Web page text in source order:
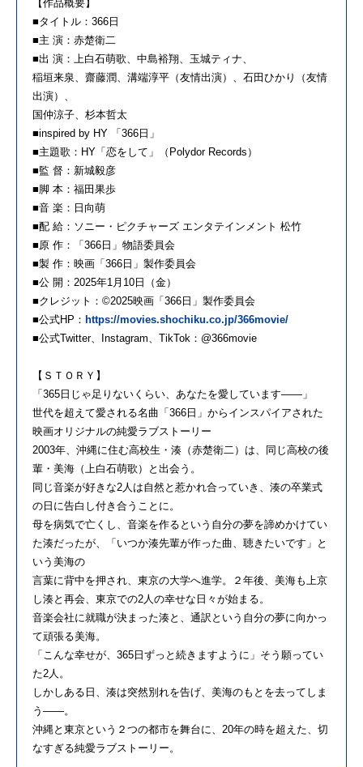
【作品概要】
■タイトル：366日
■主 演：赤楚衛二
■出 演：上白石萌歌、中島裕翔、玉城ティナ、
稲垣来泉、齋藤潤、溝端淳平（友情出演）、石田ひかり（友情
出演）、
国仲涼子、杉本哲太
■inspired by HY 「366日」
■主題歌：HY「恋をして」（Polydor Records）
■監 督：新城毅彦
■脚 本：福田果歩
■音 楽：日向萌
■配 給：ソニー・ピクチャーズ エンタテインメント 松竹
■原 作：「366日」物語委員会
■製 作：映画「366日」製作委員会
■公 開：2025年1月10日（金）
■クレジット：©2025映画「366日」製作委員会
■公式HP： https://movies.shochiku.co.jp/366movie/
■公式Twitter、Instagram、TikTok：@366movie
【ＳＴＯＲＹ】
「365日じゃ足りないくらい、あなたを愛しています――」
世代を超えて愛される名曲「366日」からインスパイアされた
映画オリジナルの純愛ラブストーリー
2003年、沖縄に住む高校生・湊（赤楚衛二）は、同じ高校の後
輩・美海（上白石萌歌）と出会う。
同じ音楽が好きな2人は自然と惹かれ合っていき、湊の卒業式
の日に告白し付き合うことに。
母を病気で亡くし、音楽を作るという自分の夢を諦めかけてい
た湊だったが、「いつか湊先輩が作った曲、聴きたいです」と
いう美海の
言葉に背中を押され、東京の大学へ進学。２年後、美海も上京
し湊と再会、東京での2人の幸せな日々が始まる。
音楽会社に就職が決まった湊と、通訳という自分の夢に向かっ
て頑張る美海。
「こんな幸せが、365日ずっと続きますように」そう願ってい
た2人。
しかしある日、湊は突然別れを告げ、美海のもとを去ってしま
う――。
沖縄と東京という２つの都市を舞台に、20年の時を超えた、切
なすぎる純愛ラブストーリー。